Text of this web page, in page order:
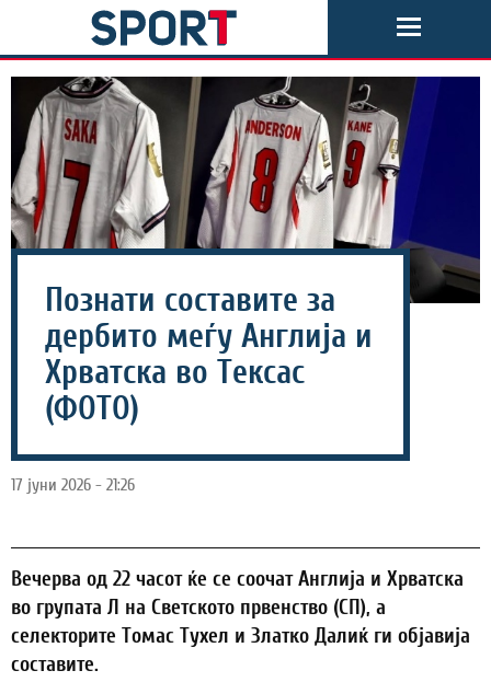
Познати составите за
дербито меѓу Англија и
Хрватска во Тексас
(ФОТО)
17 јуни 2026 - 21:26
Вечерва од 22 часот ќе се соочат Англија и Хрватска
во групата Л на Светското првенство (СП), а
селекторите Томас Тухел и Златко Далиќ ги објавија
составите.